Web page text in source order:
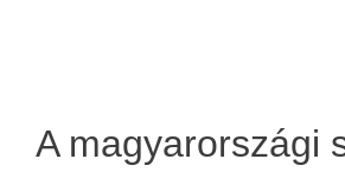
A magyarországi